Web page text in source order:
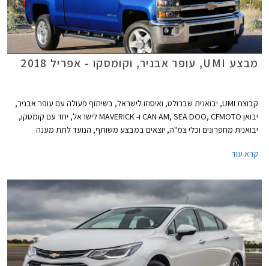
מבצע UMI, עופר אבניר, וקומסקו - אפריל 2018
קבוצת UMI, יבואנית שברולט, ואיסוזו לישראל, בשיתוף פעולה עם עופר אבניר,
יבואן CAN AM, SEA DOO, CFMOTO ו- MAVERICK לישראל, יחד עם קומסקו,
יבואנית מחפרונים וכלי צמ"ה, יוצאים במבצע משותף, הנועד לתת מענה
קרא עוד